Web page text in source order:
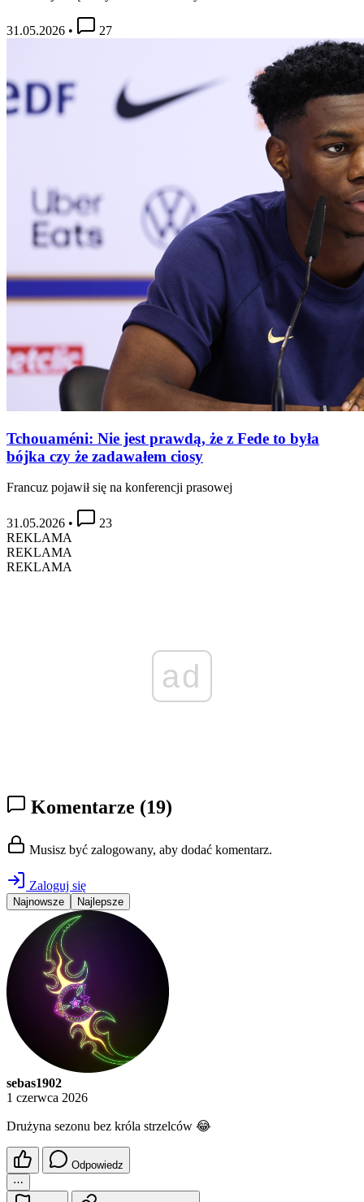
31.05.2026 • 27
Tchouaméni: Nie jest prawdą, że z Fede to była
bójka czy że zadawałem ciosy
Francuz pojawił się na konferencji prasowej
31.05.2026 •
23
REKLAMA
REKLAMA
REKLAMA
ad
Komentarze (19)
Musisz być zalogowany, aby dodać komentarz.
Zaloguj się
Najnowsze Najlepsze
sebas1902
1 czerwca 2026
Drużyna sezonu bez króla strzelców 😂
Odpowiedz
⋯